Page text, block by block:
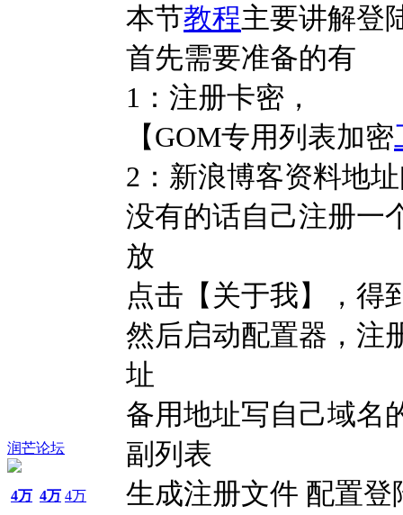
润芒论坛
4万 4万 4万
本节教程主要讲解登
首先需要准备的有
1：注册卡密，
【GOM专用列表加密
2：新浪博客资料地
没有的话自己注册一
放
点击【关于我】，得
然后启动配置器，注
址
备用地址写自己域名
副列表
生成注册文件 配置